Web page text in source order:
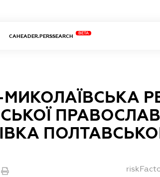
CAHEADER.PERSSEARCH
BETA